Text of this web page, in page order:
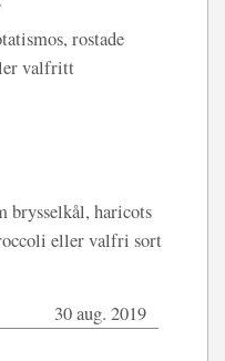
rostade
valfritt
brysselkål, haricots
eller valfri sort
30 aug. 2019